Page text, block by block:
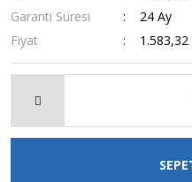
Garanti Süresi
24 Ay
Fiyat